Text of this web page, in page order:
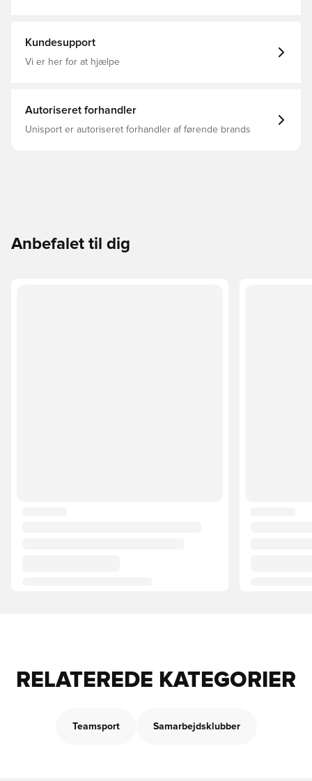
Kundesupport
Vi er her for at hjælpe
Autoriseret forhandler
Unisport er autoriseret forhandler af førende brands
Anbefalet til dig
RELATEREDE KATEGORIER
Teamsport Samarbejdsklubber